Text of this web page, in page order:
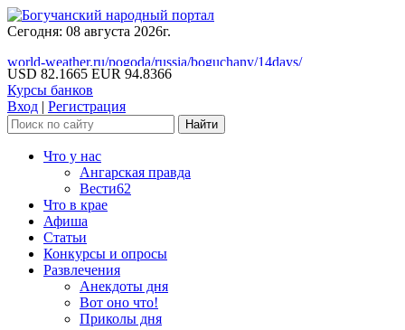
Сегодня: 08 августа 2026г.
world-weather.ru/pogoda/russia/boguchany/14days/
USD 82.1665 EUR 94.8366
Курсы банков
Вход | Регистрация
Что у нас
Ангарская правда
Вести62
Что в крае
Афиша
Статьи
Конкурсы и опросы
Развлечения
Анекдоты дня
Вот оно что!
Приколы дня